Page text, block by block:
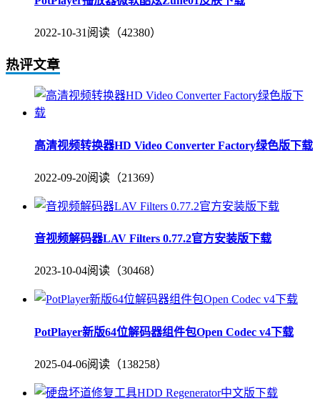
2022-10-31 阅读（42380）
热评文章
高清视频转换器HD Video Converter Factory绿色版下载
2022-09-20阅读（21369）
音视频解码器LAV Filters 0.77.2官方安装版下载
2023-10-04阅读（30468）
PotPlayer新版64位解码器组件包Open Codec v4下载
2025-04-06阅读（138258）